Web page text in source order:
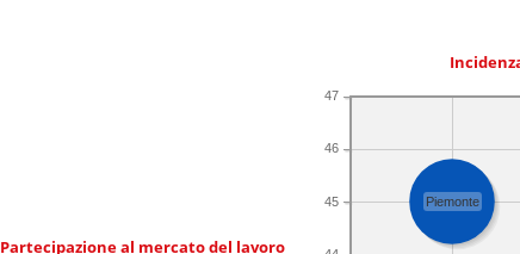
Partecipazione al mercato del lavoro
45
46
47
Piemonte